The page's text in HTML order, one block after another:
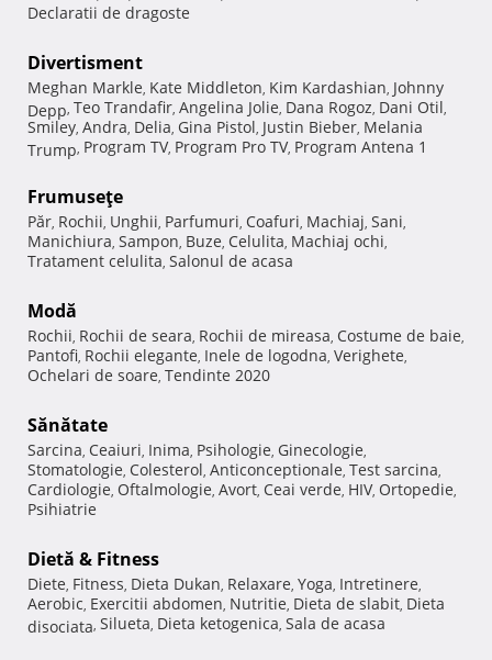
Declaratii de dragoste
Divertisment
Meghan Markle, Kate Middleton, Kim Kardashian, Johnny
Depp, Teo Trandafir, Angelina Jolie, Dana Rogoz, Dani Otil,
Smiley, Andra, Delia, Gina Pistol, Justin Bieber, Melania
Trump, Program TV, Program Pro TV, Program Antena 1
Frumuseţe
Păr, Rochii, Unghii, Parfumuri, Coafuri, Machiaj, Sani,
Manichiura, Sampon, Buze, Celulita, Machiaj ochi,
Tratament celulita, Salonul de acasa
Modă
Rochii, Rochii de seara, Rochii de mireasa, Costume de baie,
Pantofi, Rochii elegante, Inele de logodna, Verighete,
Ochelari de soare, Tendinte 2020
Sănătate
Sarcina, Ceaiuri, Inima, Psihologie, Ginecologie,
Stomatologie, Colesterol, Anticonceptionale, Test sarcina,
Cardiologie, Oftalmologie, Avort, Ceai verde, HIV, Ortopedie,
Psihiatrie
Dietă & Fitness
Diete, Fitness, Dieta Dukan, Relaxare, Yoga, Intretinere,
Aerobic, Exercitii abdomen, Nutritie, Dieta de slabit, Dieta
disociata, Silueta, Dieta ketogenica, Sala de acasa